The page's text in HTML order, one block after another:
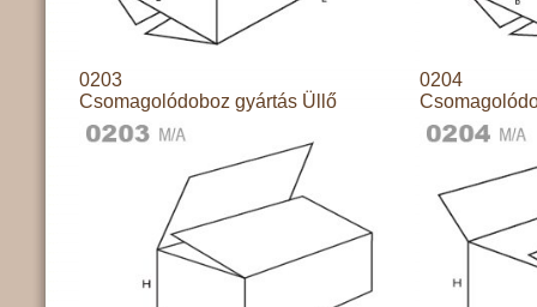
0203
Csomagolódoboz gyártás Üllő
0204